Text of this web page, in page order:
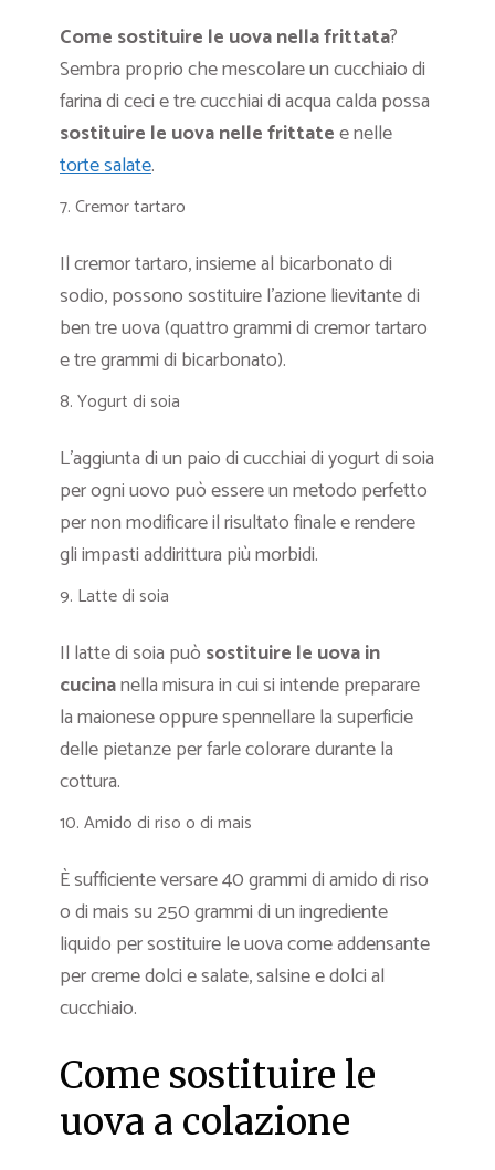
Come sostituire le uova nella frittata?
Sembra proprio che mescolare un cucchiaio di
farina di ceci e tre cucchiai di acqua calda possa
sostituire le uova nelle frittatee nelle
torte salate.
Cremor tartaro
Il cremor tartaro, insieme al bicarbonato di
sodio, possono sostituire l’azione lievitante di
ben tre uova (quattro grammi di cremor tartaro
e tre grammi di bicarbonato).
Yogurt di soia
L’aggiunta di un paio di cucchiai di yogurt di soia
per ogni uovo può essere un metodo perfetto
per non modificare il risultato finale e rendere
gli impasti addirittura più morbidi.
Latte di soia
Il latte di soia può sostituire le uova in
cucinanella misura in cui si intende preparare
la maionese oppure spennellare la superficie
delle pietanze per farle colorare durante la
cottura.
Amido di riso o di mais
È sufficiente versare 40 grammi di amido di riso
o di mais su 250 grammi di un ingrediente
liquido per sostituire le uova come addensante
per creme dolci e salate, salsine e dolci al
cucchiaio.
Come sostituire le
uova a colazione